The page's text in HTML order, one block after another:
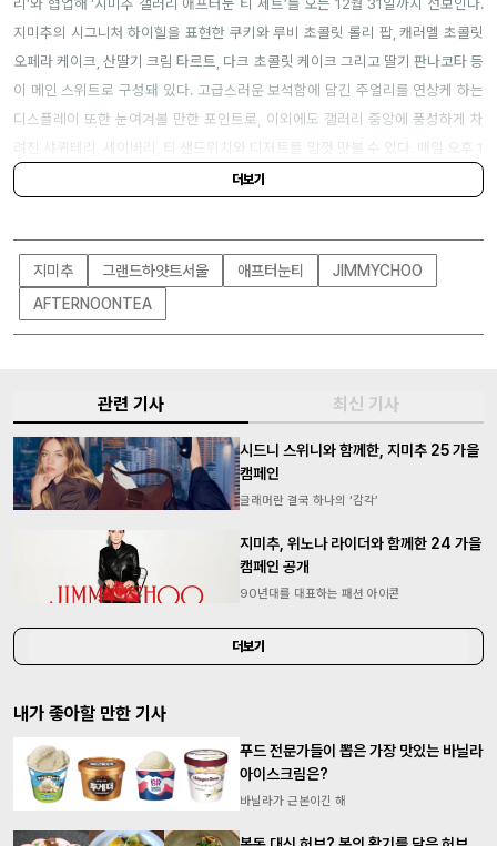
AFTERNOONTEA
관련 기사 최신 기사
캠페인
캠페인 공개
내가 좋아할 만한 기사
푸드 전문가들이 뽑은 가장 맛있는 바닐라
아이스크림은?
바닐라가 근본이긴 해
봄동 대신 허브? 봄의 활기를 담은 허브
요리 맛집 7
음~ 봄이구나~
더보기